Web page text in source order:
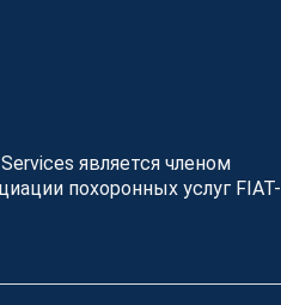
является членом
похоронных услуг FIAT-